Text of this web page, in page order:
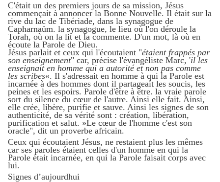
C'était un des premiers jours de sa mission, Jésus
commençait à annoncer la Bonne Nouvelle. Il était sur la
rive du lac de Tibériade, dans la synagogue de
Capharnaüm. la synagogue, le lieu où l'on déroule la
Torah, où on la lit et la commente. D'un mot, là où en
écoute la Parole de Dieu.
Jésus parlait et ceux qui l'écoutaient "étaient frappés par
son enseignement" car, précise l'évangéliste Marc, 'il les
enseignait en homme qui a autorité et non pas comme
les scribes«. Il s'adressait en homme à qui la Parole est
incarnée à des hommes dont il partageait les soucis, les
peines et les espoirs. Parole d'être à être. la vraie parole
sort du silence du cœur de l'autre. Ainsi elle fait. Ainsi,
elle crée, libère, purifie et sauve. Ainsi les signes de son
authenticité, de sa vérité sont : création, libération,
purification et salut. »Le cœur de l'homme c'est son
oracle", dit un proverbe africain.
Ceux qui écoutaient Jésus, ne restaient plus les mêmes
car ses paroles étaient celles d'un homme en qui la
Parole était incarnée, en qui la Parole faisait corps avec
lui.
Signes d’aujourdhui